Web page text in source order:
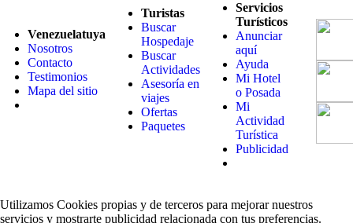
Venezuelatuya
Nosotros
Contacto
Testimonios
Mapa del sitio
Turistas
Buscar
Hospedaje
Buscar
Actividades
Asesoría en
viajes
Ofertas
Paquetes
Servicios
Turísticos
Anunciar
aquí
Ayuda
Mi Hotel
o Posada
Mi
Actividad
Turística
Publicidad
Utilizamos Cookies propias y de terceros para mejorar nuestros
servicios y mostrarte publicidad relacionada con tus preferencias.